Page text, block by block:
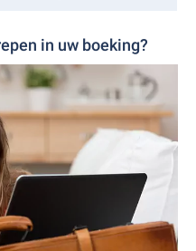
in uw boeking?